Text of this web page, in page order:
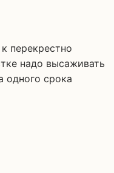
надо высаживать
одного срока